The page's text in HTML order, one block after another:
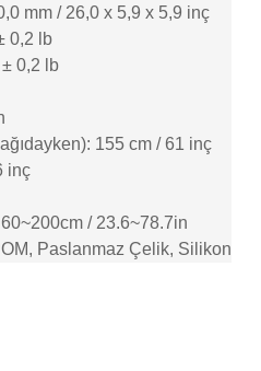
mm / 26,0 x 5,9 x 5,9 inç
0,2 lb
± 0,2 lb
155 cm / 61 inç
inç
/ 23.6~78.7in
Paslanmaz Çelik, Silikon